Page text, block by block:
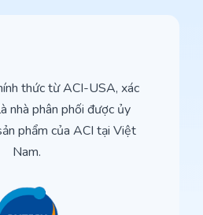
thức từ ACI-USA, xác
nhà phân phối được ủy
phẩm của ACI tại Việt
Nam.